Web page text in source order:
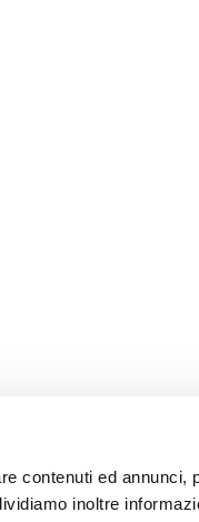
contenuti ed annunci,
inoltre